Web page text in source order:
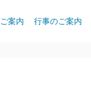
案内 行事のご案内